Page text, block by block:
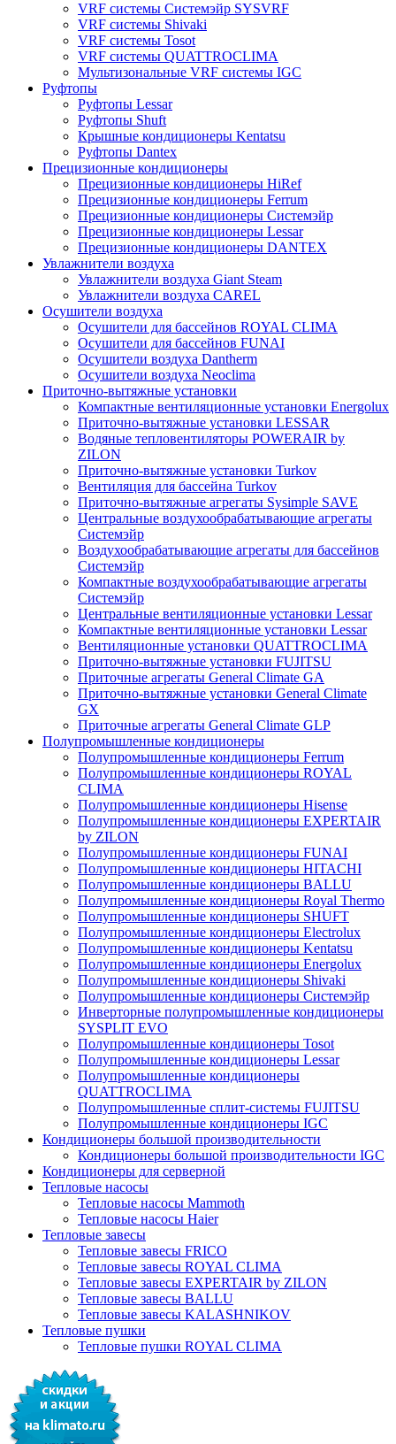
VRF системы Системэйр SYSVRF
VRF системы Shivaki
VRF системы Tosot
VRF системы QUATTROCLIMA
Мультизональные VRF системы IGC
Руфтопы
Руфтопы Lessar
Руфтопы Shuft
Крышные кондиционеры Kentatsu
Руфтопы Dantex
Прецизионные кондиционеры
Прецизионные кондиционеры HiRef
Прецизионные кондиционеры Ferrum
Прецизионные кондиционеры Системэйр
Прецизионные кондиционеры Lessar
Прецизионные кондиционеры DANTEX
Увлажнители воздуха
Увлажнители воздуха Giant Steam
Увлажнители воздуха CAREL
Осушители воздуха
Осушители для бассейнов ROYAL CLIMA
Осушители для бассейнов FUNAI
Осушители воздуха Dantherm
Осушители воздуха Neoclima
Приточно-вытяжные установки
Компактные вентиляционные установки Energolux
Приточно-вытяжные установки LESSAR
Водяные тепловентиляторы POWERAIR by
ZILON
Приточно-вытяжные установки Turkov
Вентиляция для бассейна Turkov
Приточно-вытяжные агрегаты Sysimple SAVE
Центральные воздухообрабатывающие агрегаты
Системэйр
Воздухообрабатывающие агрегаты для бассейнов
Системэйр
Компактные воздухообрабатывающие агрегаты
Системэйр
Центральные вентиляционные установки Lessar
Компактные вентиляционные установки Lessar
Вентиляционные установки QUATTROCLIMA
Приточно-вытяжные установки FUJITSU
Приточные агрегаты General Climate GA
Приточно-вытяжные установки General Climate
GX
Приточные агрегаты General Climate GLP
Полупромышленные кондиционеры
Полупромышленные кондиционеры Ferrum
Полупромышленные кондиционеры ROYAL
CLIMA
Полупромышленные кондиционеры Hisense
Полупромышленные кондиционеры EXPERTAIR
by ZILON
Полупромышленные кондиционеры FUNAI
Полупромышленные кондиционеры HITACHI
Полупромышленные кондиционеры BALLU
Полупромышленные кондиционеры Royal Thermo
Полупромышленные кондиционеры SHUFT
Полупромышленные кондиционеры Electrolux
Полупромышленные кондиционеры Kentatsu
Полупромышленные кондиционеры Energolux
Полупромышленные кондиционеры Shivaki
Полупромышленные кондиционеры Системэйр
Инверторные полупромышленные кондиционеры
SYSPLIT EVO
Полупромышленные кондиционеры Tosot
Полупромышленные кондиционеры Lessar
Полупромышленные кондиционеры
QUATTROCLIMA
Полупромышленные сплит-системы FUJITSU
Полупромышленные кондиционеры IGC
Кондиционеры большой производительности
Кондиционеры большой производительности IGC
Кондиционеры для серверной
Тепловые насосы
Тепловые насосы Mammoth
Тепловые насосы Haier
Тепловые завесы
Тепловые завесы FRICO
Тепловые завесы ROYAL CLIMA
Тепловые завесы EXPERTAIR by ZILON
Тепловые завесы BALLU
Тепловые завесы KALASHNIKOV
Тепловые пушки
Тепловые пушки ROYAL CLIMA